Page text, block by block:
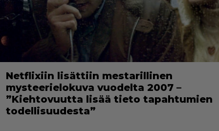
Netflixiin lisättiin mestarillinen
mysteerielokuva vuodelta 2007 –
”Kiehtovuutta lisää tieto tapahtumien
todellisuudesta”